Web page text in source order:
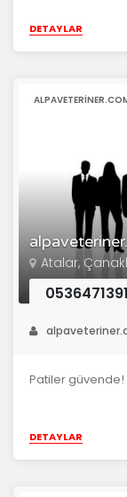
DETAYLAR
Atalar,
Patiler güvende!
DETAYLAR